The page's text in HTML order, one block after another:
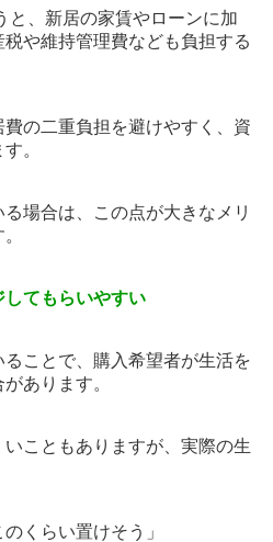
と、新居の家賃やローンに加
や維持管理費なども負担する
の二重負担を避けやすく、資
。
場合は、この点が大きなメリ
てもらいやすい
ことで、購入希望者が生活を
あります。
こともありますが、実際の生
くらい置けそう」